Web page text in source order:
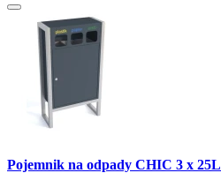
Pojemnik na odpady CHIC 3 x 25L